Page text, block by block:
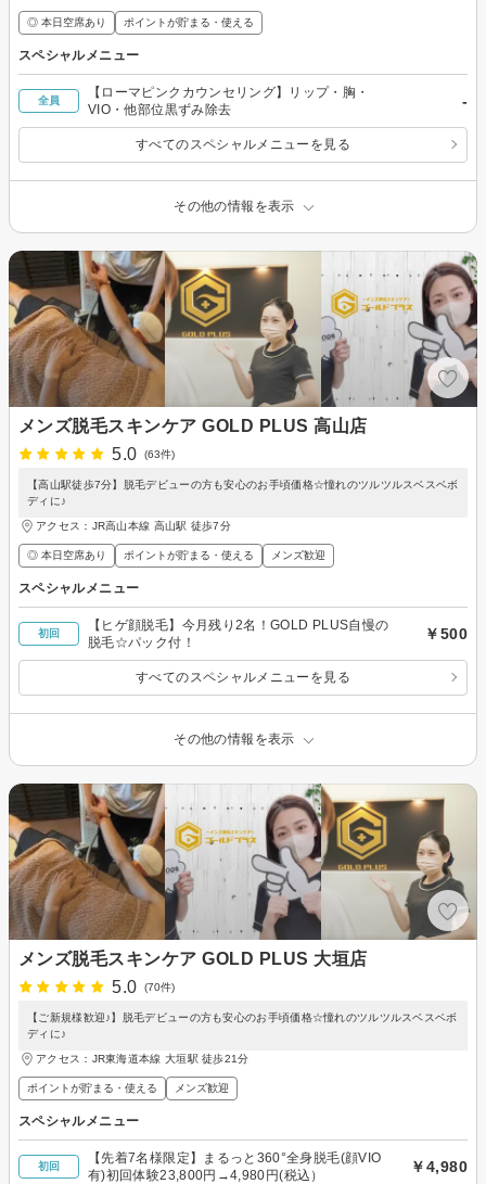
◎ 本日空席あり ポイントが貯まる・使える
スペシャルメニュー
全員
【ローマピンクカウンセリング】リップ・胸・
VIO・他部位黒ずみ除去
-
すべてのスペシャルメニューを見る
その他の情報を表示
メンズ脱毛スキンケア GOLD PLUS 高山店
5.0
(63件)
【高山駅徒歩7分】脱毛デビューの方も安心のお手頃価格☆憧れのツルツルスベスベボ
ディに♪
アクセス：JR高山本線 高山駅 徒歩7分
◎ 本日空席あり ポイントが貯まる・使える メンズ歓迎
スペシャルメニュー
初回
【ヒゲ顔脱毛】今月残り2名！GOLD PLUS自慢の
脱毛☆パック付！
￥500
すべてのスペシャルメニューを見る
その他の情報を表示
メンズ脱毛スキンケア GOLD PLUS 大垣店
5.0
(70件)
【ご新規様歓迎♪】脱毛デビューの方も安心のお手頃価格☆憧れのツルツルスベスベボ
ディに♪
アクセス：JR東海道本線 大垣駅 徒歩21分
ポイントが貯まる・使える メンズ歓迎
スペシャルメニュー
初回
【先着7名様限定】まるっと360°全身脱毛(顔VIO
有)初回体験23,800円→4,980円(税込）
￥4,980